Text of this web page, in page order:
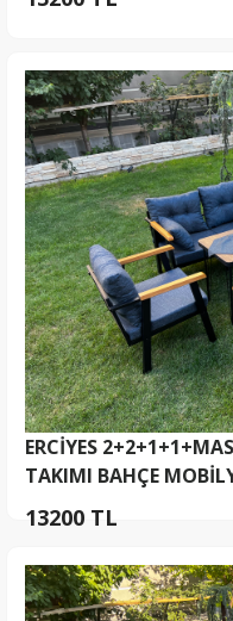
ERCİYES
TAKIMI BAHÇE
13200 TL